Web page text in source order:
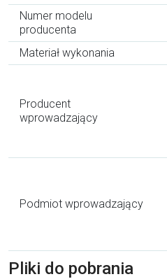
Numer modelu
producenta
Materiał wykonania
Producent
wprowadzający
Podmiot wprowadzający
Pliki do pobrania